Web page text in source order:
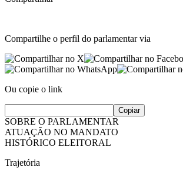
Compartilhe o perfil do parlamentar via
Ou copie o link
Copiar
SOBRE O PARLAMENTAR
ATUAÇÃO NO MANDATO
HISTÓRICO ELEITORAL
Trajetória